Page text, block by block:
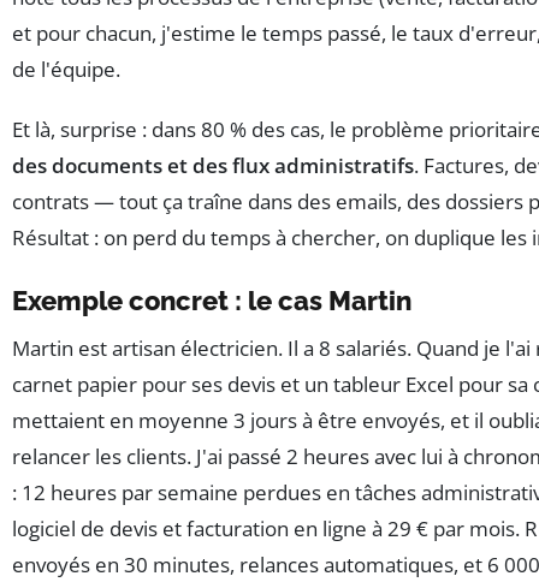
et pour chacun, j'estime le temps passé, le taux
de l'équipe.
Et là, surprise : dans 80 % des cas, le problème
des documents et des flux administratifs. Factures,
contrats — tout ça traîne dans des emails, des dossiers
Résultat : on perd du temps à chercher, on duplique
Exemple concret : le cas Martin
Martin est artisan électricien. Il a 8 salariés. Quand je
carnet papier pour ses devis et un tableur Excel pour sa
mettaient en moyenne 3 jours à être envoyés, et il
relancer les clients. J'ai passé 2 heures avec lui à
: 12 heures par semaine perdues en tâches
logiciel de devis et facturation en ligne à 29 € par mois.
envoyés en 30 minutes, relances automatiques, et 6